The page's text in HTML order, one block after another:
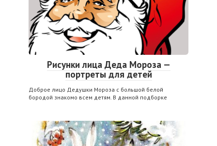
Рисунки лица Деда Мороза —
портреты для детей
Доброе лицо Дедушки Мороза с большой белой
бородой знакомо всем детям. В данной подборке